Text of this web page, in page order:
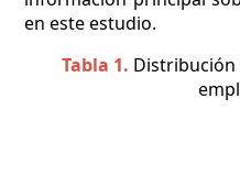
en este estudio.
Tabla 1. Distribución